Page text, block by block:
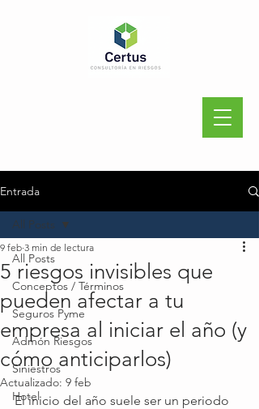
Entrada
All Posts
Conceptos / Términos
Seguros Pyme
Admón Riesgos
Siniestros
Hotel
All Posts
5 riesgos invisibles que
pueden afectar a tu
empresa al iniciar el año (y
cómo anticiparlos)
9 feb 3 min de lectura
Actualizado: 9 feb
El inicio del año suele ser un periodo